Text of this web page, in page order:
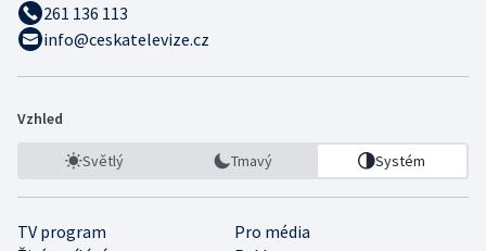
261 136 113
info@ceskatelevize.cz
Vzhled
Světlý Tmavý Systém
TV program
Pro média